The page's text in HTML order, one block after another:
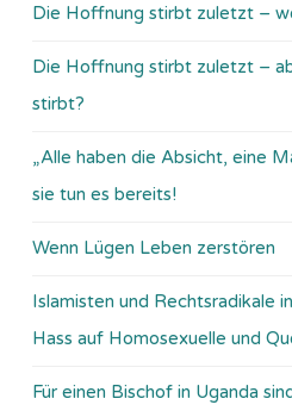
Die Hoffnung stirbt zuletzt –
Die Hoffnung stirbt zuletzt –
stirbt?
„Alle haben die Absicht, eine
sie tun es bereits!
Wenn Lügen Leben zerstören
Islamisten und Rechtsradikale
Hass auf Homosexuelle und
Für einen Bischof in Uganda